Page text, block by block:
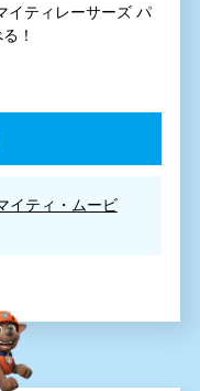
ティレーサーズ パ
！
イティ・ムービ